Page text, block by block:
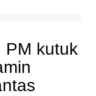
PM kutuk